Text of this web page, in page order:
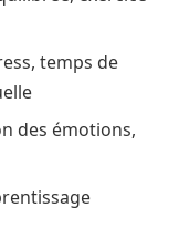
temps de
des émotions,